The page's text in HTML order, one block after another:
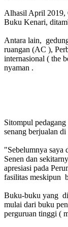
Alhasil April 2019,
Buku Kenari,
Antara lain,
ruangan (AC ),
internasional ( the
nyaman .
Sitompul
senang berjualan
"Sebelumnya saya
Senen dan
apresiasi pada
fasilitas meskipun
Buku-buku yang
mulai dari buku
perguruan tinggi (